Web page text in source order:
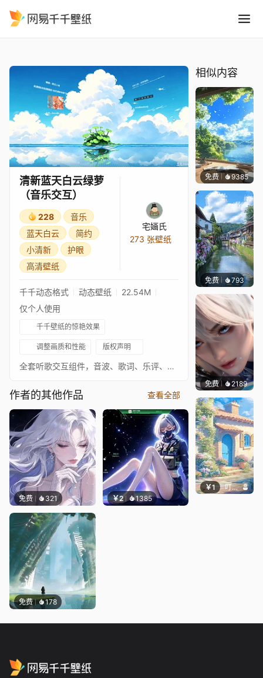
清新蓝天白云绿萝
（音乐交互）
228
音乐
蓝天白云
简约
小清新
护眼
高清壁纸
宅婳氏
273 张壁纸
千千动态格式 动态壁纸
22.54M
仅个人使用
千千壁纸的惊艳效果
调整画质和性能 版权声明
全套听歌交互组件，音波、歌词、乐评、时钟日期一应俱全。（本作品严禁搬运、二次转售。）
作者的其他作品 查看全部
免费 321 ￥2 1385
免费 178
相似内容
免费 9385叮叮
免费 793叮叮
免费 2189搬搬
￥1 叮叮当当